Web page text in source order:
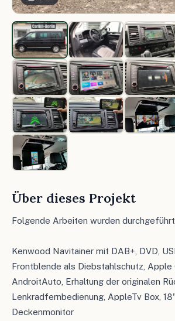
Über dieses Projekt
Folgende Arbeiten wurden durchgeführt
Kenwood Navitainer mit DAB+, DVD,
Frontblende als Diebstahlschutz, Apple
AndroitAuto, Erhaltung der originalen
Lenkradfernbedienung, AppleTv Box,
Deckenmonitor